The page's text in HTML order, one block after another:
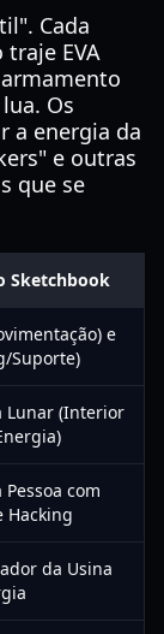
Cada
EVA
Os
a energia da
e outras
que se
Sketchbook
e
Suporte)
Lunar (Interior
com
Hacking
da Usina